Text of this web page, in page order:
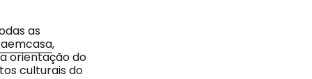
as
,
orientação do
culturais do